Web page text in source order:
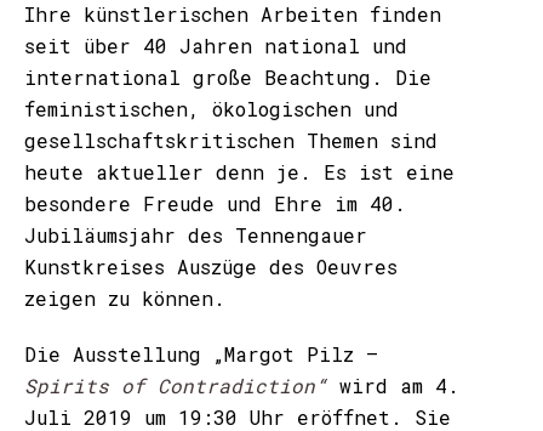
Ihre künstlerischen Arbeiten finden
seit über 40 Jahren national und
international große Beachtung. Die
feministischen, ökologischen und
gesellschaftskritischen Themen sind
heute aktueller denn je. Es ist eine
besondere Freude und Ehre im 40.
Jubiläumsjahr des Tennengauer
Kunstkreises Auszüge des Oeuvres
zeigen zu können.
Die Ausstellung „Margot Pilz –
Spirits of Contradiction“ wird am 4.
Juli 2019 um 19:30 Uhr eröffnet. Sie